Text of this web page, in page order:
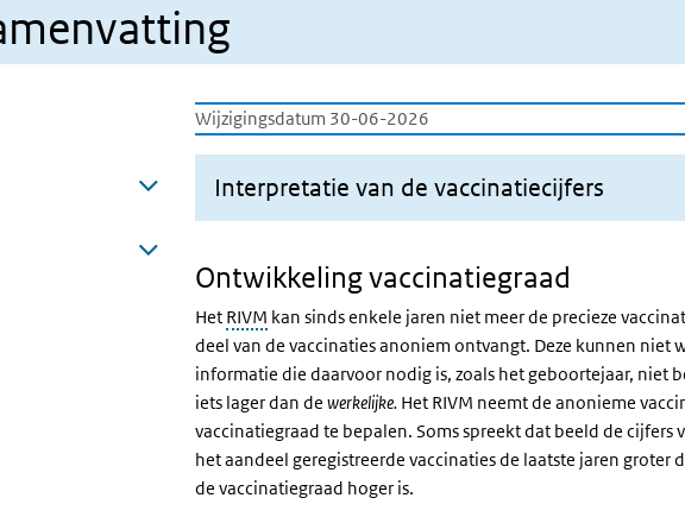
Wijzigingsdatum 30-06-2026
Interpretatie van de vaccinatiecijfers
Ontwikkeling vaccinatiegraad
Het RIVM kan sinds enkele jaren niet meer de precieze
deel van de vaccinaties anoniem ontvangt. Deze kunnen
informatie die daarvoor nodig is, zoals het geboortejaar, niet
iets lager dan de werkelijke. Het RIVM neemt de anonieme
vaccinatiegraad te bepalen. Soms spreekt dat beeld de cijfers
het aandeel geregistreerde vaccinaties de laatste jaren
de vaccinatiegraad hoger is.